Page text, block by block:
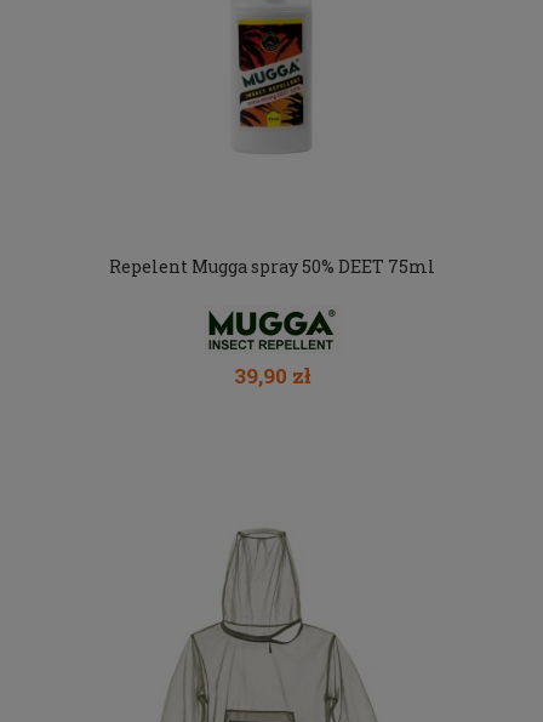
Repelent Mugga spray 50% DEET 75ml
39,90 zł